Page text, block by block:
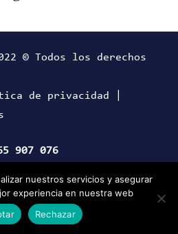
© Todos los derechos
de privacidad
907 076
nuestros servicios y asegurar
experiencia en nuestra web
Rechazar